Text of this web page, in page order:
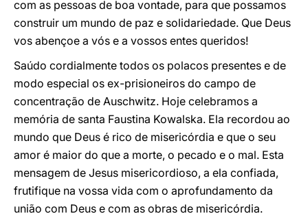
com as pessoas de boa vontade, para que possamos
construir um mundo de paz e solidariedade. Que Deus
vos abençoe a vós e a vossos entes queridos!
Saúdo cordialmente todos os polacos presentes e de
modo especial os ex-prisioneiros do campo de
concentração de Auschwitz. Hoje celebramos a
memória de santa Faustina Kowalska. Ela recordou ao
mundo que Deus é rico de misericórdia e que o seu
amor é maior do que a morte, o pecado e o mal. Esta
mensagem de Jesus misericordioso, a ela confiada,
frutifique na vossa vida com o aprofundamento da
união com Deus e com as obras de misericórdia.